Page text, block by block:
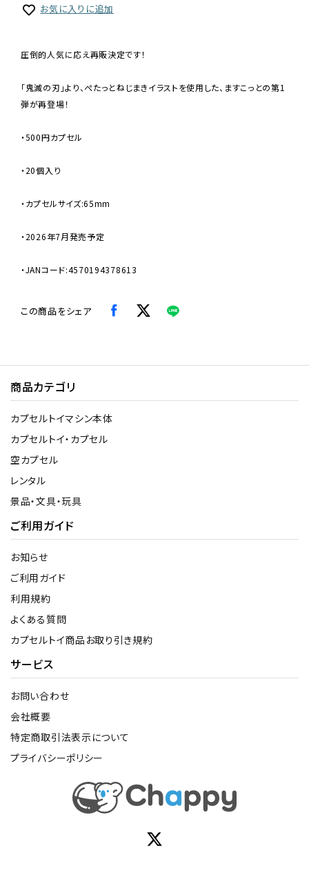
お気に入りに追加
圧倒的人気に応え再販決定です！
「鬼滅の刃」より、ぺたっとねじまきイラストを使用した、ますこっとの第1
弾が再登場！
・500円カプセル
・20個入り
・カプセルサイズ:65mm
・2026年7月発売予定
・JANコード:4570194378613
この商品をシェア
商品カテゴリ
カプセルトイマシン本体
カプセルトイ・カプセル
空カプセル
レンタル
景品・文具・玩具
ご利用ガイド
お知らせ
ご利用ガイド
利用規約
よくある質問
カプセルトイ商品お取り引き規約
サービス
お問い合わせ
会社概要
特定商取引法表示について
プライバシーポリシー